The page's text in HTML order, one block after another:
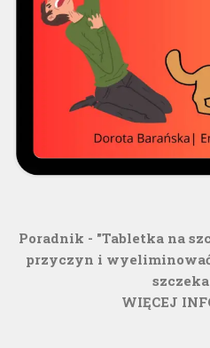
Poradnik - "Tabletka na
przyczyn i
WIĘCEJ